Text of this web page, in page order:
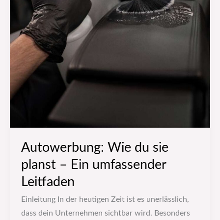
Autowerbung: Wie du sie
planst – Ein umfassender
Leitfaden
Einleitung In der heutigen Zeit ist es unerlässlich,
dass dein Unternehmen sichtbar wird. Besonders